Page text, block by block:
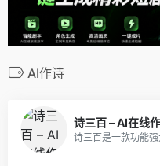
AI作诗
诗三百 – AI在线